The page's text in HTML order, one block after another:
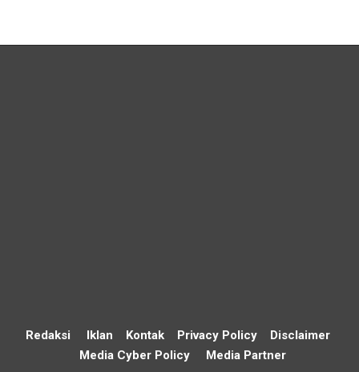
Redaksi Iklan Kontak Privacy Policy
Disclaimer
Media Cyber Policy
Media Partner